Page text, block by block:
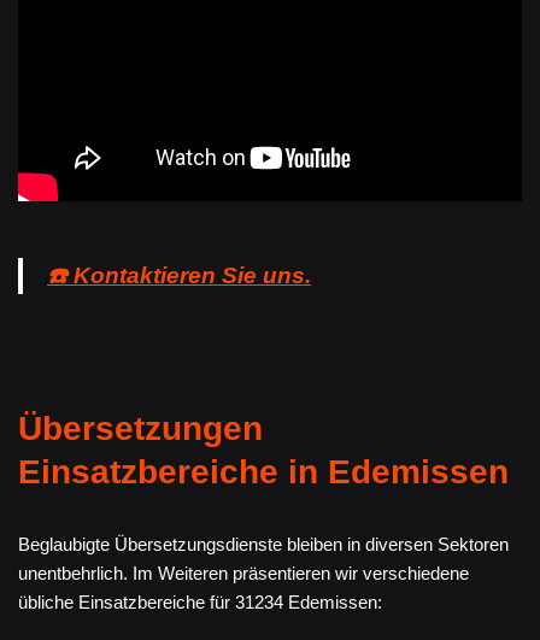
☎️ Kontaktieren Sie uns.
Übersetzungen
Einsatzbereiche in Edemissen
Beglaubigte Übersetzungsdienste bleiben in diversen Sektoren
unentbehrlich. Im Weiteren präsentieren wir verschiedene
übliche Einsatzbereiche für 31234 Edemissen: